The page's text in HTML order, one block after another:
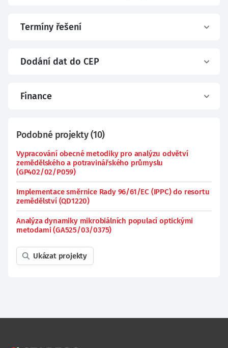
Termíny řešení
Dodání dat do CEP
Finance
Podobné projekty(10)
Vypracování obecné metodiky pro analýzu odvětví
zemědělského a potravinářského průmyslu
(GP402/02/P059)
Implementace směrnice Rady 96/61/EC (IPPC) do resortu
zemědělství (QD1220)
Analýza dynamiky mikrobiálních populací optickými
metodami (GA525/03/0375)
Ukázat projekty